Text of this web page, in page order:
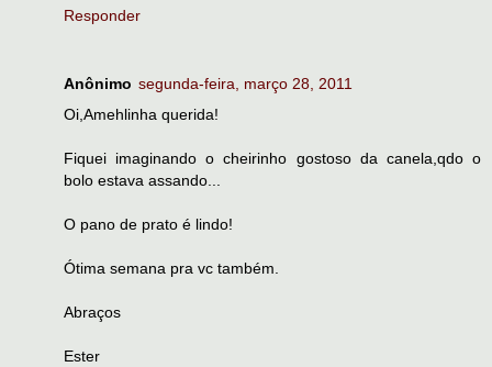
Responder
Anônimo segunda-feira, março 28, 2011
Oi,Amehlinha querida!
Fiquei imaginando o cheirinho gostoso da canela,qdo o
bolo estava assando...
O pano de prato é lindo!
Ótima semana pra vc também.
Abraços
Ester